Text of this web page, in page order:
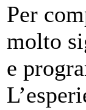
Per
molto
e